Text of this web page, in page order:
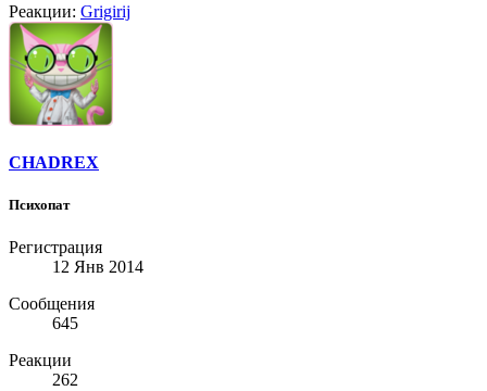
Реакции: Grigirij
CHADREX
Психопат
Регистрация
12 Янв 2014
Сообщения
645
Реакции
262